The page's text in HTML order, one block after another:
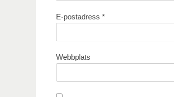
E-postadress *
Webbplats